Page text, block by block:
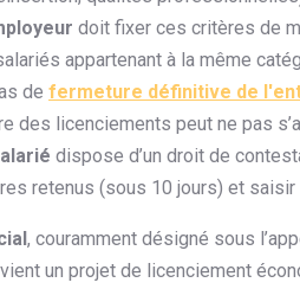
doit fixer ces critères de
appartenant à la même
de fermeture définitive de
des licenciements peut ne pas
dispose d’un droit de
retenus (sous 10 jours) et
, couramment désigné sous
un projet de licenciement